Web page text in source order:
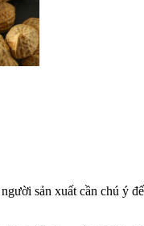
sản xuất cần chú ý